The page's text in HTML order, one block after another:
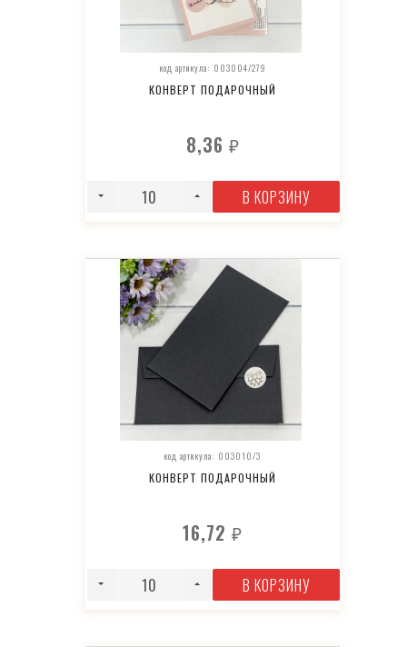
код артикула: 003004/279
КОНВЕРТ ПОДАРОЧНЫЙ
8,36 ₽
В КОРЗИНУ
код артикула: 003010/3
КОНВЕРТ ПОДАРОЧНЫЙ
16,72₽
В КОРЗИНУ